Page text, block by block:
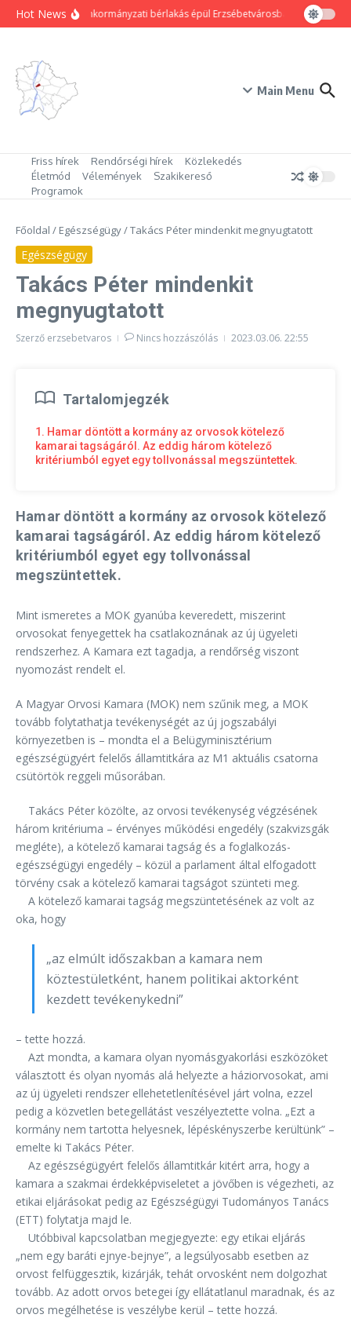
Ugrás a tartalomhoz
Hot News80 új önkormányzati bérlakás épül Erzsébetvárosban Hogyan
Main Menu
Friss hírek Rendőrségi hírek
Közlekedés
Életmód
Vélemények
Szakikereső
Programok
Főoldal / Egészségügy/Takács Péter mindenkit megnyugtatott
Egészségügy
Takács Péter mindenkit
megnyugtatott
Szerző erzsebetvaros Nincs hozzászólás 2023.03.06. 22:55
Tartalomjegzék
1. Hamar döntött a kormány az orvosok kötelező
kamarai tagságáról. Az eddig három kötelező
kritériumból egyet egy tollvonással megszüntettek.
Hamar döntött a kormány az orvosok kötelező
kamarai tagságáról. Az eddig három kötelező
kritériumból egyet egy tollvonással
megszüntettek.
Mint ismeretes a MOK gyanúba keveredett, miszerint
orvosokat fenyegettek ha csatlakoznának az új ügyeleti
rendszerhez. A Kamara ezt tagadja, a rendőrség viszont
nyomozást rendelt el.
A Magyar Orvosi Kamara (MOK) nem szűnik meg, a MOK
tovább folytathatja tevékenységét az új jogszabályi
környezetben is – mondta el a Belügyminisztérium
egészségügyért felelős államtitkára az M1 aktuális csatorna
csütörtök reggeli műsorában.
Takács Péter közölte, az orvosi tevékenység végzésének
három kritériuma – érvényes működési engedély (szakvizsgák
megléte), a kötelező kamarai tagság és a foglalkozás-
egészségügyi engedély – közül a parlament által elfogadott
törvény csak a kötelező kamarai tagságot szünteti meg.
A kötelező kamarai tagság megszüntetésének az volt az
oka, hogy
„az elmúlt időszakban a kamara nem
köztestületként, hanem politikai aktorként
kezdett tevékenykedni”
– tette hozzá.
Azt mondta, a kamara olyan nyomásgyakorlási eszközöket
választott és olyan nyomás alá helyezte a háziorvosokat, ami
az új ügyeleti rendszer ellehetetlenítésével járt volna, ezzel
pedig a közvetlen betegellátást veszélyeztette volna. „Ezt a
kormány nem tartotta helyesnek, lépéskényszerbe kerültünk” –
emelte ki Takács Péter.
Az egészségügyért felelős államtitkár kitért arra, hogy a
kamara a szakmai érdekképviseletet a jövőben is végezheti, az
etikai eljárásokat pedig az Egészségügyi Tudományos Tanács
(ETT) folytatja majd le.
Utóbbival kapcsolatban megjegyezte: egy etikai eljárás
„nem egy baráti ejnye-bejnye”, a legsúlyosabb esetben az
orvost felfüggesztik, kizárják, tehát orvosként nem dolgozhat
tovább. Az adott orvos betegei így ellátatlanul maradnak, és az
orvos megélhetése is veszélybe kerül – tette hozzá.